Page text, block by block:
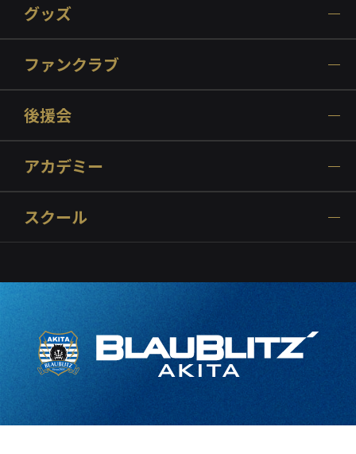
グッズ
ファンクラブ
後援会
アカデミー
スクール